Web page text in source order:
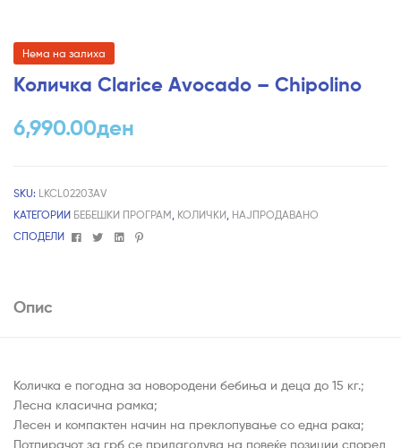
Нема на залиха
Количка Clarice Avocado – Chipolino
6,990.00ден
SKU: LKCL02203AV
КАТЕГОРИИ БЕБЕШКИ ПРОГРАМ КОЛИЧКИ НАЈПРОДАВАНО
СПОДЕЛИ
FacebookTwitterLinkedin
Pinterest
Опис
Количка е погодна за новородени бебиња и деца до 15 кг.;
Лесна класична рамка;
Лесен и компактен начин на преклопување со една рака;
Потпирачот за грб се прилагодува на повеќе позиции според